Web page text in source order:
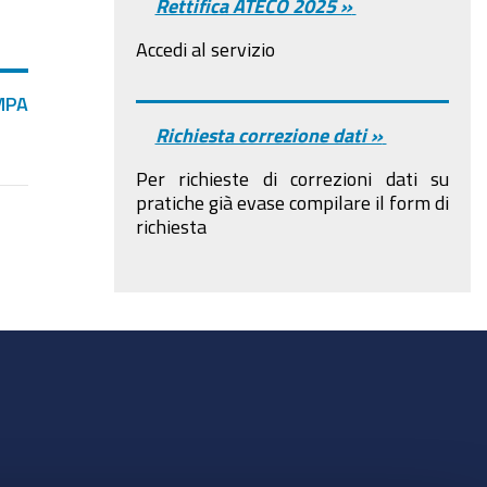
Rettifica ATECO 2025 »
Accedi al servizio
Richiesta correzione dati »
Per richieste di correzioni dati su
pratiche già evase compilare il form di
richiesta